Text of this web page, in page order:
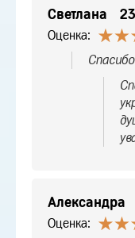
Светлана
Оценка:
Александра
Оценка: